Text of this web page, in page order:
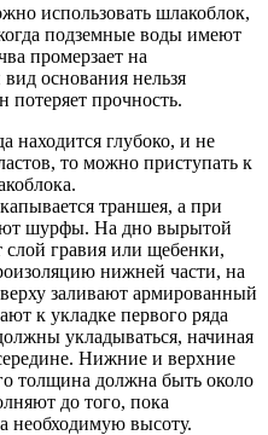
использовать шлакоблок,
подземные воды имеют
промерзает на
основания нельзя
потеряет прочность.
находится глубоко, и не
то можно приступать к
траншея, а при
шурфы. На дно вырытой
гравия или щебенки,
нижней части, на
заливают армированный
к укладке первого ряда
укладываться, начиная
Нижние и верхние
толщина должна быть около
до того, пока
необходимую высоту.